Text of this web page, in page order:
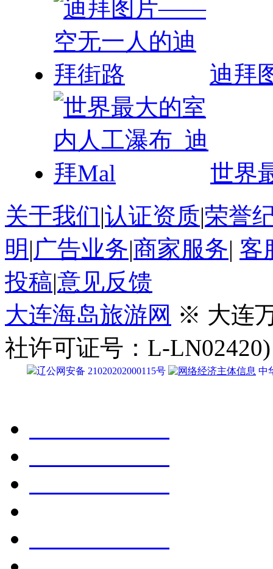
迪拜
世界
关于我们|认证资质|荣誉
明 |广告业务|商家服务| 客
投稿|意见反馈
大连海岛旅游网 ※ 大连
社许可证号：L-LN02420)
辽公网安备 21020202000115号 中